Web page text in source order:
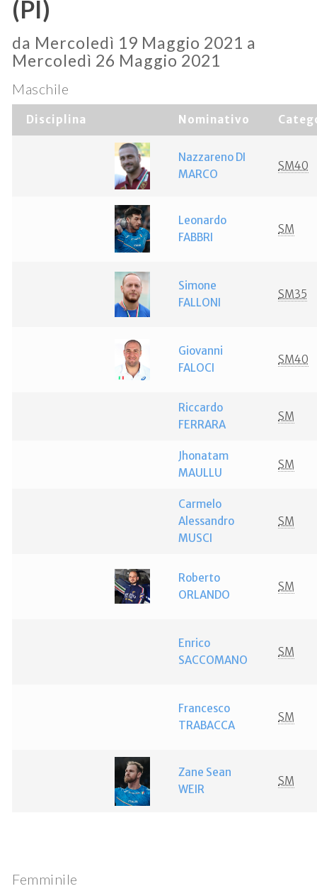
(PI)
da Mercoledì 19 Maggio 2021 a
Mercoledì 26 Maggio 2021
Maschile
Disciplina Nominativo
Nazzareno DI
MARCO
SM40
Leonardo
FABBRI
SM
Simone
FALLONI
SM35
Giovanni
FALOCI
SM40
Riccardo
FERRARA
SM
Jhonatam
MAULLU
SM
Carmelo
Alessandro
MUSCI
SM
Roberto
ORLANDO
SM
Enrico
SACCOMANO
SM
Francesco
TRABACCA
SM
Zane Sean
WEIR
SM
Femminile